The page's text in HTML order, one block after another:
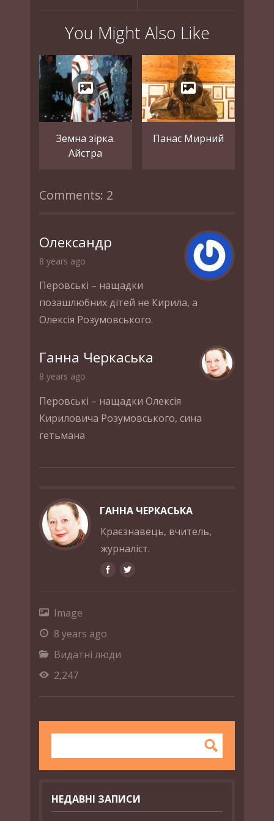
You Might Also Like
Земна зірка.
Айстра
Панас Мирний
Comments: 2
Олександр
8 years ago
Перовські – нащадки
позашлюбних дітей не Кирила, а
Олексія Розумовського.
Ганна Черкаська
8 years ago
Перовські – нащадки Олексія
Кириловича Розумовського, сина
гетьмана
ГАННА ЧЕРКАСЬКА
Краєзнавець, вчитель,
журналіст.
Image
8 years ago
Видатні люди
2,247
НЕДАВНІ ЗАПИСИ